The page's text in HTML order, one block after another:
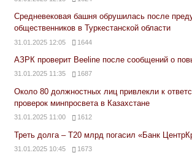
Средневековая башня обрушилась после
общественников в Туркестанской области
31.01.2025 12:05 1644
АЗРК проверит Beeline после сообщений о
31.01.2025 11:35 1687
Около 80 должностных лиц привлекли к
проверок минпросвета в Казахстане
31.01.2025 11:00 1612
Треть долга – Т20 млрд погасил «Банк
31.01.2025 10:45 1673